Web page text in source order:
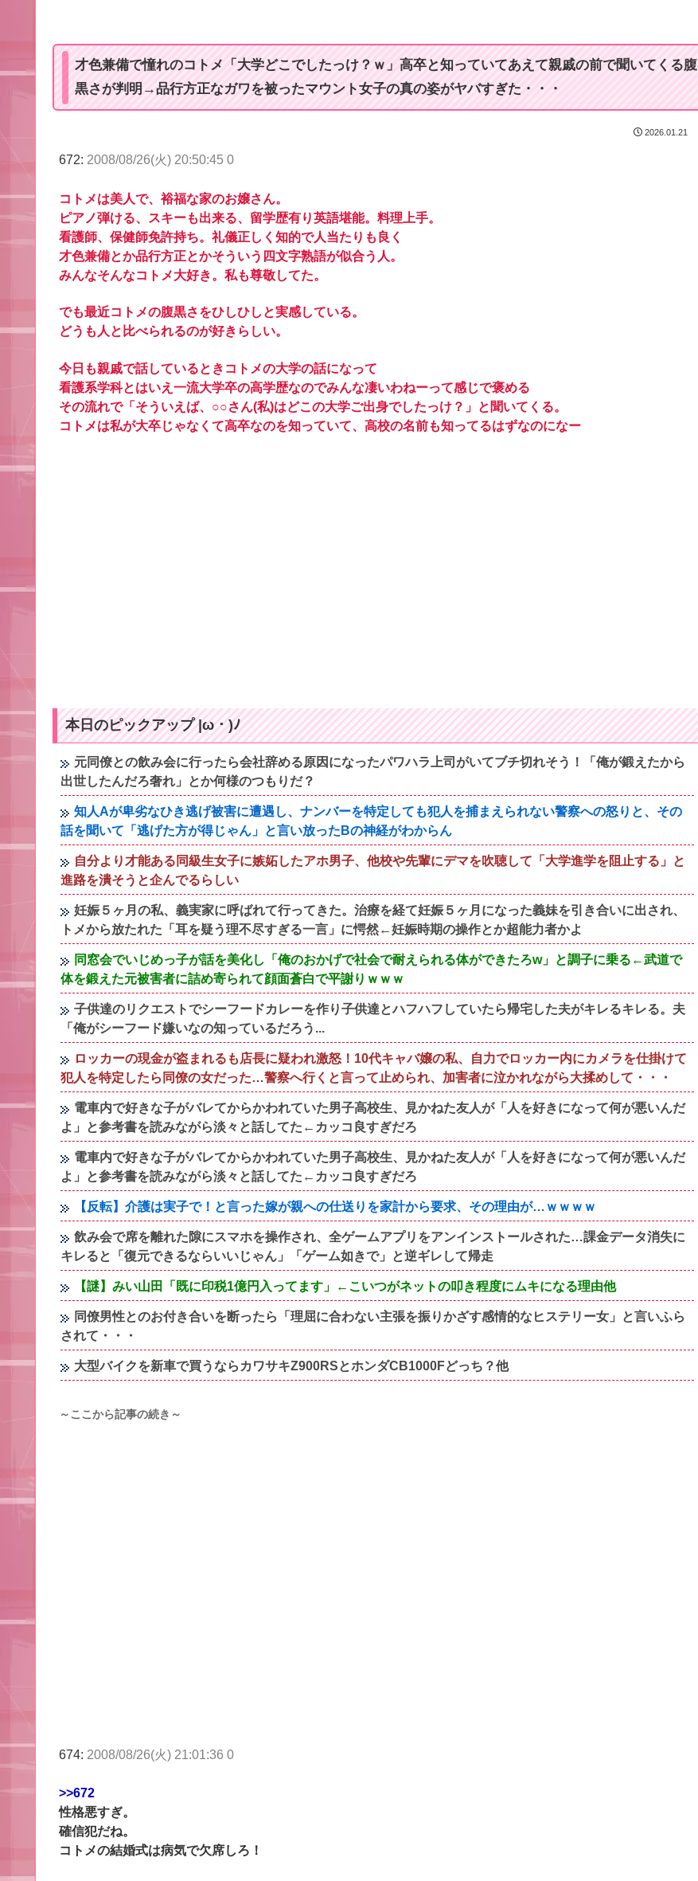
t
才色兼備で憧れのコトメ「大学どこでしたっけ？ｗ」高卒と知っていてあえて親戚の前で聞いてくる腹
黒さが判明→品行方正なガワを被ったマウント女子の真の姿がヤバすぎた・・・
2026.01.21
672: 2008/08/26(火) 20:50:45 0
コトメは美人で、裕福な家のお嬢さん。
ピアノ弾ける、スキーも出来る、留学歴有り英語堪能。料理上手。
看護師、保健師免許持ち。礼儀正しく知的で人当たりも良く
才色兼備とか品行方正とかそういう四文字熟語が似合う人。
みんなそんなコトメ大好き。私も尊敬してた。
でも最近コトメの腹黒さをひしひしと実感している。
どうも人と比べられるのが好きらしい。
今日も親戚で話しているときコトメの大学の話になって
看護系学科とはいえ一流大学卒の高学歴なのでみんな凄いわねーって感じで褒める
その流れで「そういえば、○○さん(私)はどこの大学ご出身でしたっけ？」と聞いてくる。
コトメは私が大卒じゃなくて高卒なのを知っていて、高校の名前も知ってるはずなのになー
本日のピックアップ |ω・)ﾉ
元同僚との飲み会に行ったら会社辞める原因になったパワハラ上司がいてブチ切れそう！「俺が鍛えたから
出世したんだろ奢れ」とか何様のつもりだ？
知人Aが卑劣なひき逃げ被害に遭遇し、ナンバーを特定しても犯人を捕まえられない警察への怒りと、その
話を聞いて「逃げた方が得じゃん」と言い放ったBの神経がわからん
自分より才能ある同級生女子に嫉妬したアホ男子、他校や先輩にデマを吹聴して「大学進学を阻止する」と
進路を潰そうと企んでるらしい
妊娠５ヶ月の私、義実家に呼ばれて行ってきた。治療を経て妊娠５ヶ月になった義妹を引き合いに出され、
トメから放たれた「耳を疑う理不尽すぎる一言」に愕然←妊娠時期の操作とか超能力者かよ
同窓会でいじめっ子が話を美化し「俺のおかげで社会で耐えられる体ができたろw」と調子に乗る←武道で
体を鍛えた元被害者に詰め寄られて顔面蒼白で平謝りｗｗｗ
子供達のリクエストでシーフードカレーを作り子供達とハフハフしていたら帰宅した夫がキレるキレる。夫
「俺がシーフード嫌いなの知っているだろう...
ロッカーの現金が盗まれるも店長に疑われ激怒！10代キャバ嬢の私、自力でロッカー内にカメラを仕掛けて
犯人を特定したら同僚の女だった…警察へ行くと言って止められ、加害者に泣かれながら大揉めして・・・
電車内で好きな子がバレてからかわれていた男子高校生、見かねた友人が「人を好きになって何が悪いんだ
よ」と参考書を読みながら淡々と話してた←カッコ良すぎだろ
電車内で好きな子がバレてからかわれていた男子高校生、見かねた友人が「人を好きになって何が悪いんだ
よ」と参考書を読みながら淡々と話してた←カッコ良すぎだろ
【反転】介護は実子で！と言った嫁が親への仕送りを家計から要求、その理由が…ｗｗｗｗ
飲み会で席を離れた隙にスマホを操作され、全ゲームアプリをアンインストールされた…課金データ消失に
キレると「復元できるならいいじゃん」「ゲーム如きで」と逆ギレして帰走
【謎】みい山田「既に印税1億円入ってます」←こいつがネットの叩き程度にムキになる理由他
同僚男性とのお付き合いを断ったら「理屈に合わない主張を振りかざす感情的なヒステリー女」と言いふら
されて・・・
大型バイクを新車で買うならカワサキZ900RSとホンダCB1000Fどっち？他
～ここから記事の続き～
674: 2008/08/26(火) 21:01:36 0
>>672
性格悪すぎ。
確信犯だね。
コトメの結婚式は病気で欠席しろ！